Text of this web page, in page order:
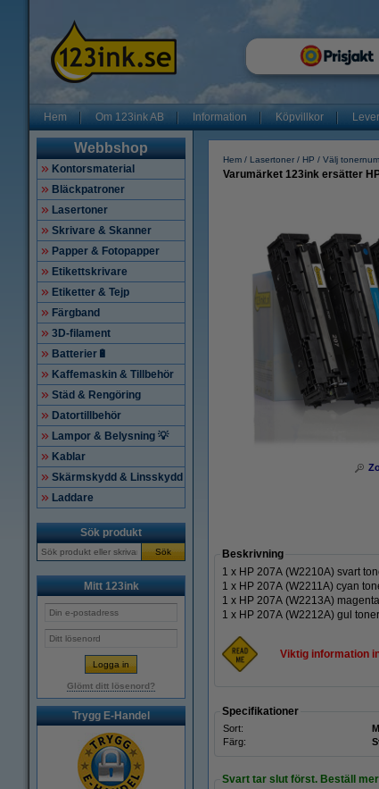
Hem Om 123ink AB Information Köpvillkor
Webbshop
Kontorsmaterial
Bläckpatroner
Lasertoner
Skrivare & Skanner
Papper & Fotopapper
Etikettskrivare
Etiketter & Tejp
Färgband
3D-filament
Batterier🔋
Kaffemaskin & Tillbehör
Städ & Rengöring
Datortillbehör
Lampor & Belysning 💡
Kablar
Skärmskydd & Linsskydd
Laddare
Sök produkt
Sök
Mitt 123ink
Glömt ditt lösenord?
Trygg E-Handel
Hem Lasertoner HP Välj
Varumärket 123ink ersätter
Beskrivning
1 x HP 207A (W2210A) svart
1 x HP 207A (W2211A) cyan
1 x HP 207A (W2213A)
1 x HP 207A (W2212A) gul
Viktig information
Specifikationer
Sort:
Färg:
Svart tar slut först. Beställ